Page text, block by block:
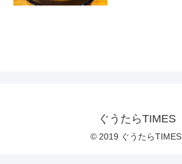
ぐうたらTIMES
© 2019 ぐうたらTIMES.